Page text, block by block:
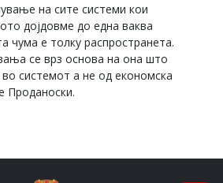
на сите системи кои
дојдовме до една ваква
чума е толку распространета.
се врз основа на она што
во системот а не од економска
Проданоски.